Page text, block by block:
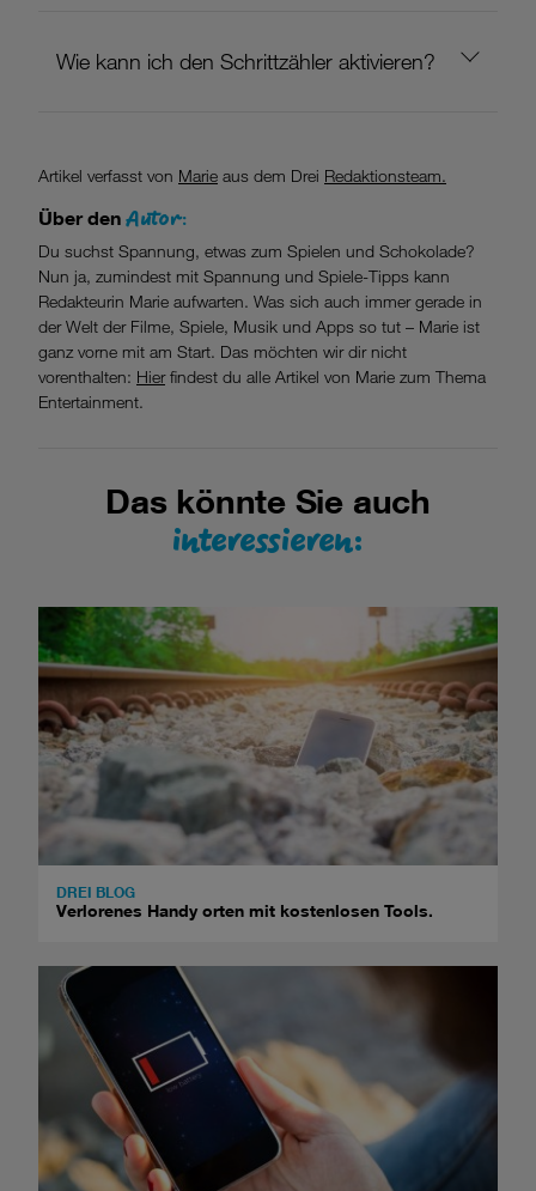
Wie kann ich den Schrittzähler aktivieren?
Artikel verfasst von Marie aus dem Drei Redaktionsteam.
Über den Autor:
Du suchst Spannung, etwas zum Spielen und Schokolade?
Nun ja, zumindest mit Spannung und Spiele-Tipps kann
Redakteurin Marie aufwarten. Was sich auch immer gerade in
der Welt der Filme, Spiele, Musik und Apps so tut – Marie ist
ganz vorne mit am Start. Das möchten wir dir nicht
vorenthalten: Hierfindest du alle Artikel von Marie zum Thema
Entertainment.
Das könnte Sie auch
interessieren:
DREI BLOG
Verlorenes Handy orten mit kostenlosen Tools.